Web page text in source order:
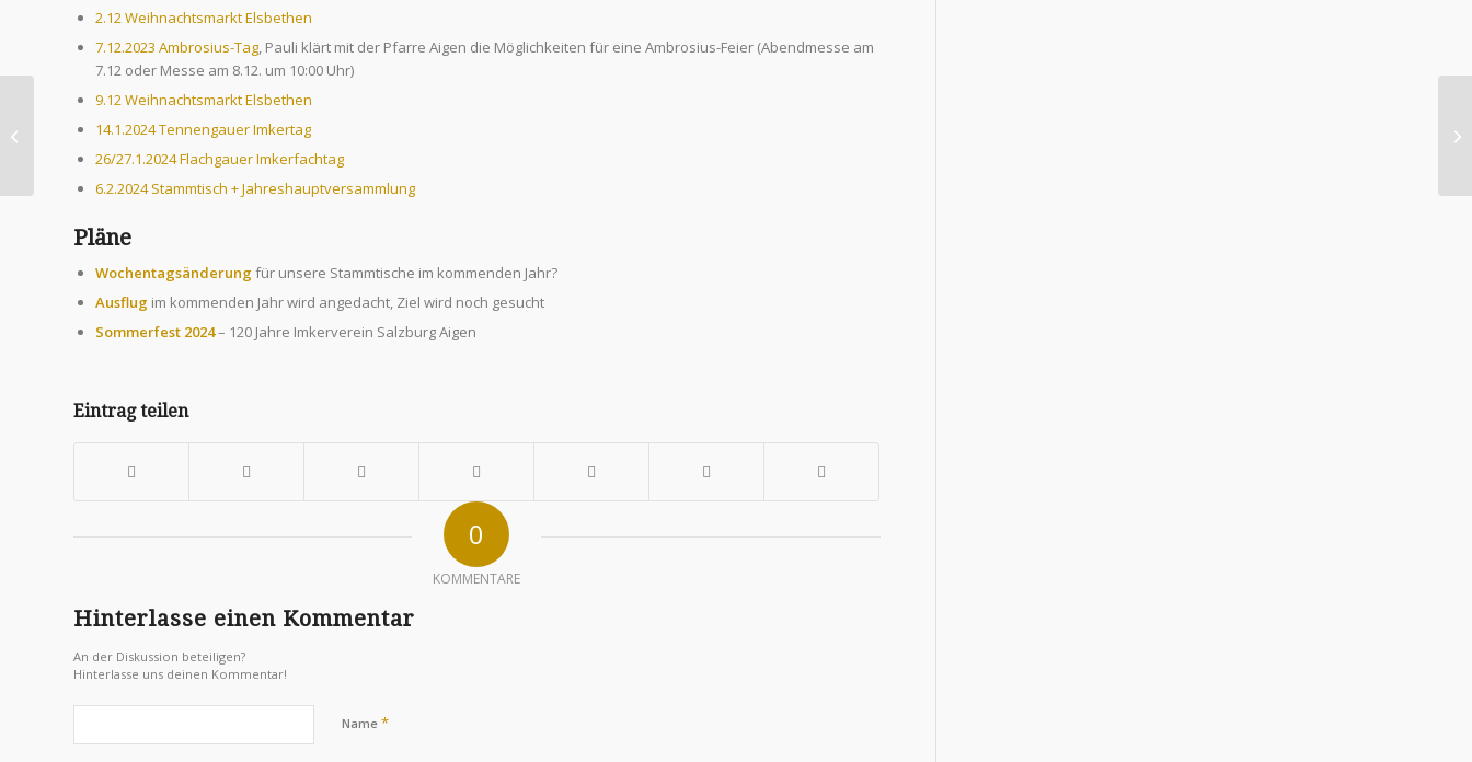
2.12 Weihnachtsmarkt Elsbethen
7.12.2023 Ambrosius-Tag, Pauli klärt mit der Pfarre Aigen die Möglichkeiten für eine Ambrosius-Feier (Abendmesse am
7.12 oder Messe am 8.12. um 10:00 Uhr)
9.12 Weihnachtsmarkt Elsbethen
14.1.2024 Tennengauer Imkertag
26/27.1.2024 Flachgauer Imkerfachtag
6.2.2024 Stammtisch + Jahreshauptversammlung
Pläne
Wochentagsänderungfür unsere Stammtische im kommenden Jahr?
Ausflug im kommenden Jahr wird angedacht, Ziel wird noch gesucht
Sommerfest 2024– 120 Jahre Imkerverein Salzburg Aigen
Eintrag teilen
0
KOMMENTARE
Hinterlasse einen Kommentar
An der Diskussion beteiligen?
Hinterlasse uns deinen Kommentar!
Name *
Seminar mit Ing.